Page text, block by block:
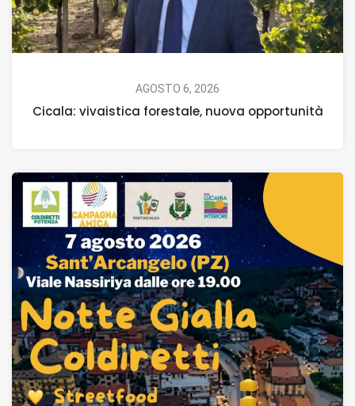
AGOSTO 6, 2026
Cicala: vivaistica forestale, nuova opportunità